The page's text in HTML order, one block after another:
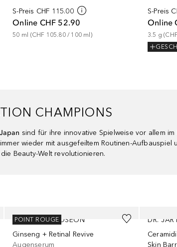
S-Preis CHF 115.00
Online CHF 52.90
50 ml (CHF 105.80 / 100 ml )
S-Preis
Online
3.5 g (
CHAMPIONS
Japan sind für ihre innovative Spielweise vor allem
wieder mit ausgefeiltem Routinen-Aufbauspiel
Beauty-Welt revolutionieren.
BEAUTY OF JOSEON
Ginseng + Retinal Revive
Augenserum
POINT ROUGE
DR.
Skin